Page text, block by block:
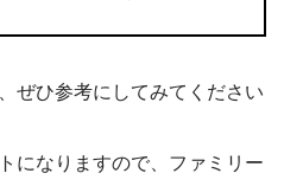
ぜひ参考にしてみてください
になりますので、ファミリー